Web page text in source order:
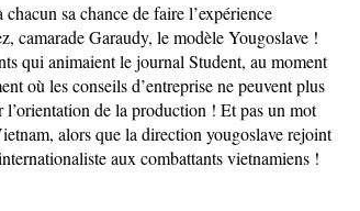
sa chance de faire l’expérience
camarade Garaudy, le modèle Yougoslave !
qui animaient le journal Student, au moment
où les conseils d’entreprise ne peuvent plus
de la production ! Et pas un mot
alors que la direction yougoslave rejoint
aux combattants vietnamiens !